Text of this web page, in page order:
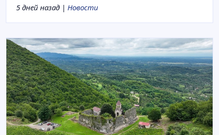
5 дней назад | Новости